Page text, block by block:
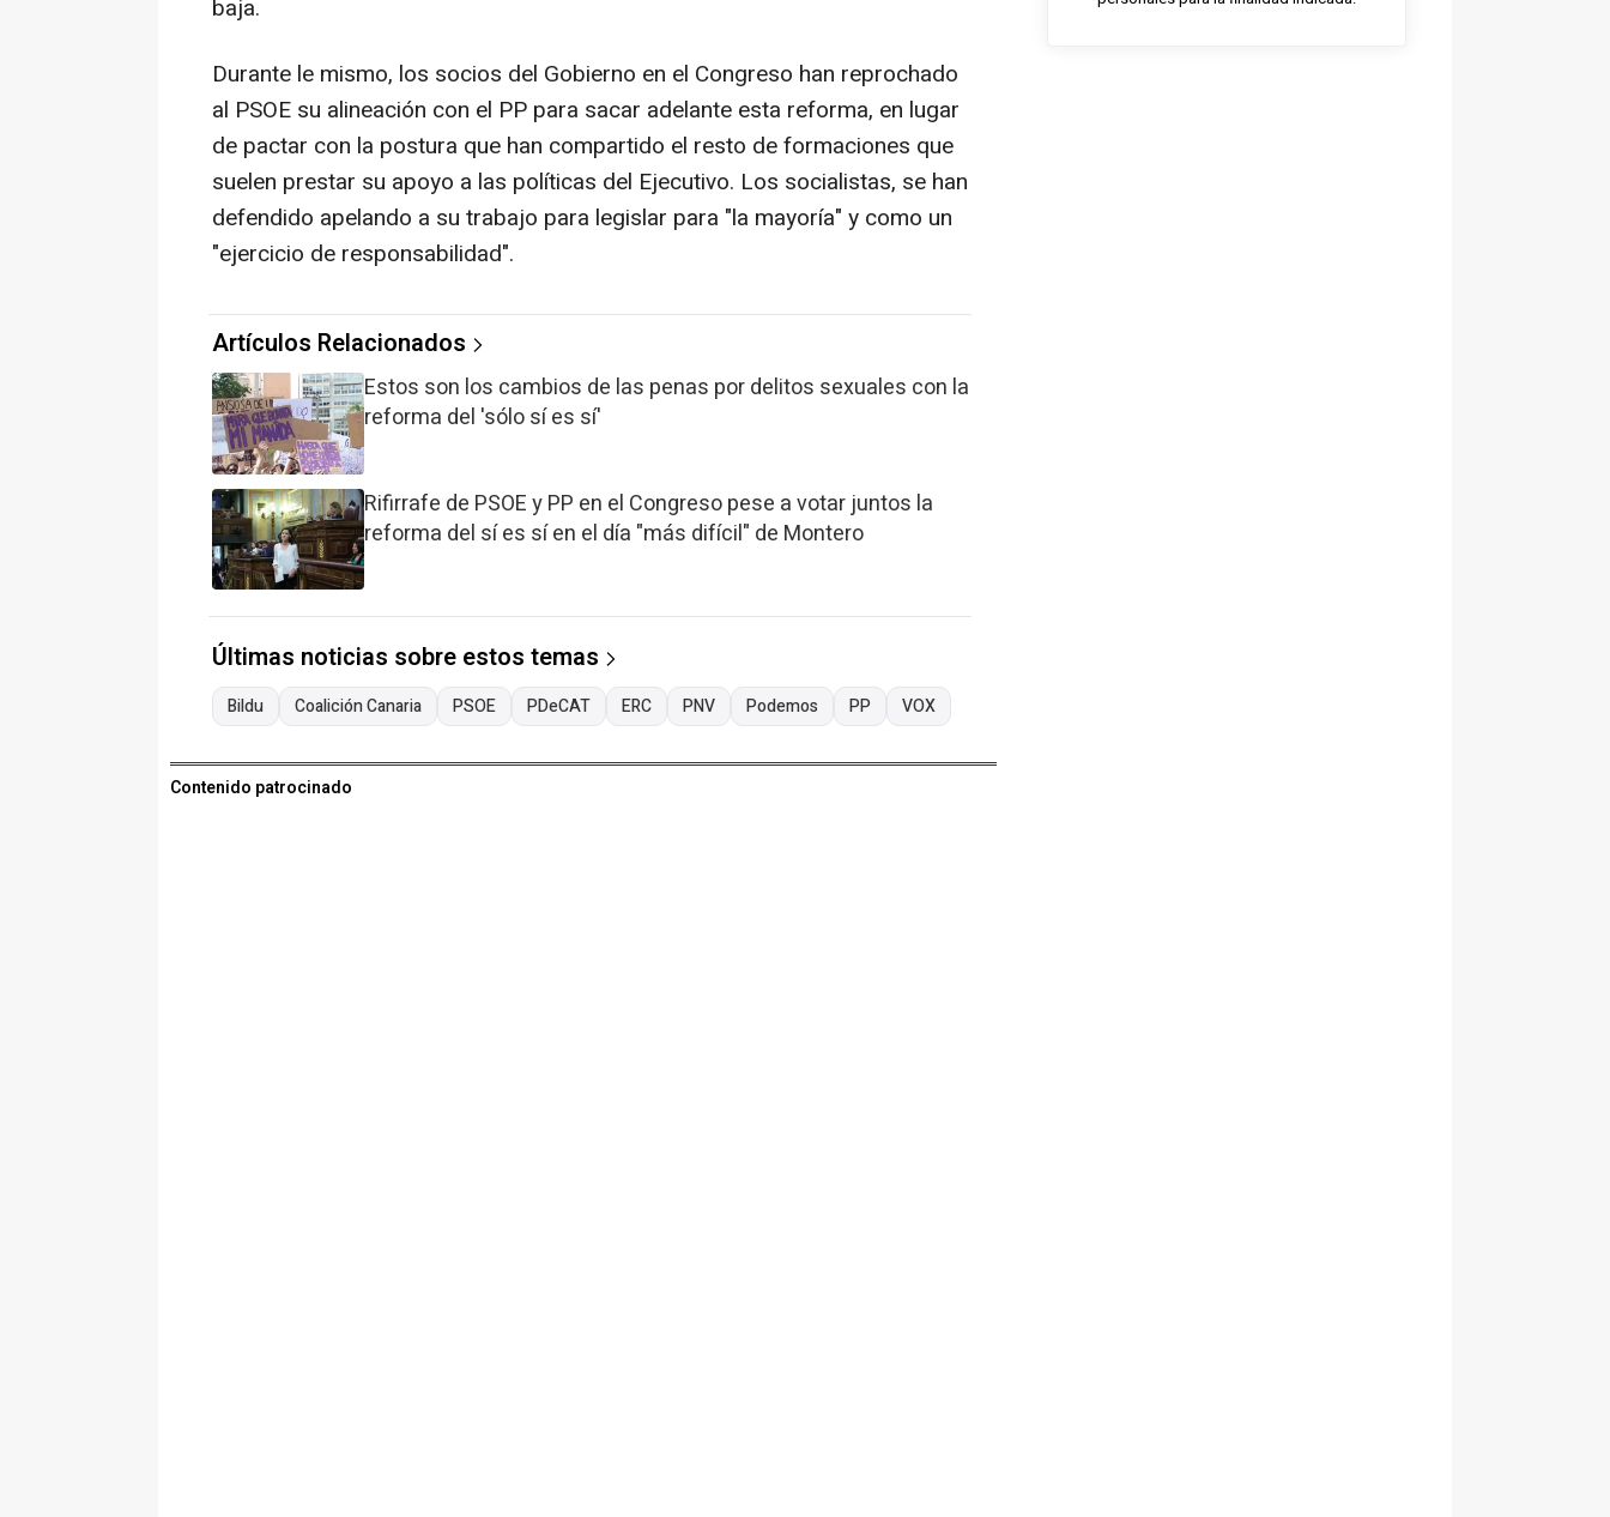
baja.
Durante le mismo, los socios del Gobierno en el Congreso han reprochado
al PSOE su alineación con el PP para sacar adelante esta reforma, en lugar
de pactar con la postura que han compartido el resto de formaciones que
suelen prestar su apoyo a las políticas del Ejecutivo. Los socialistas, se han
defendido apelando a su trabajo para legislar para "la mayoría" y como un
"ejercicio de responsabilidad".
Artículos Relacionados
Estos son los cambios de las penas por delitos sexuales con la
reforma del 'sólo sí es sí'
Rifirrafe de PSOE y PP en el Congreso pese a votar juntos la
reforma del sí es sí en el día "más difícil" de Montero
Últimas noticias sobre estos temas
Bildu Coalición Canaria PSOE PDeCAT ERC PNV Podemos PP VOX
Contenido patrocinado